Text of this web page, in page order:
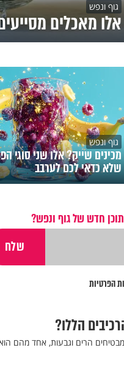
גוף ונפש
אלו מאכלים
גוף ונפש
מכינים שייק? אלו שני סוגי
שלא כדאי לכם לערבב
חדש של גוף ונפש?
הפרטיות
הללו?
מבטיחים הרים וגבעות, אחד מהם